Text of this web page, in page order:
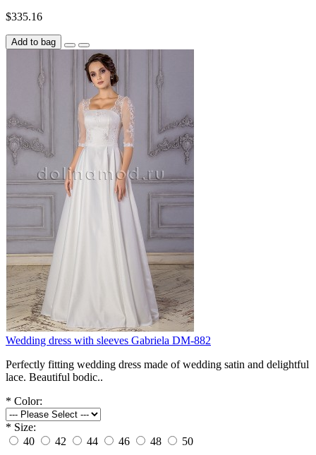
$335.16
Add to bag
Wedding dress with sleeves Gabriela DM-882
Perfectly fitting wedding dress made of wedding satin and delightful
lace. Beautiful bodic..
* Color:
* Size:
40
42 44 46 48
50